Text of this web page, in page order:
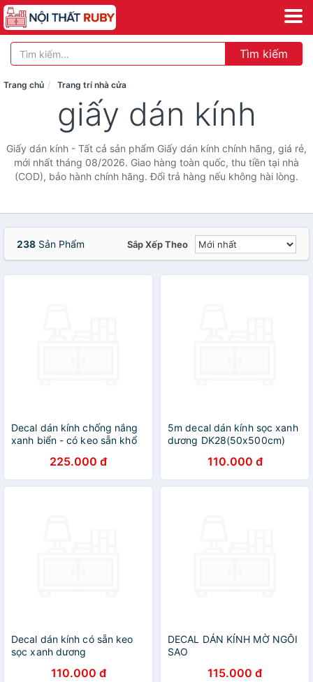
Tìm kiếm
Trang chủ Trang trí nhà cửa
giấy dán kính
Giấy dán kính - Tất cả sản phẩm Giấy dán kính chính hãng, giá rẻ,
mới nhất tháng 08/2026. Giao hàng toàn quốc, thu tiền tại nhà
(COD), bảo hành chính hãng. Đổi trả hàng nếu không hài lòng.
238 Sản Phẩm Sắp Xếp Theo
Decal dán kính chống nắng
xanh biển - có keo sẵn khổ
225.000 đ
5m decal dán kính sọc xanh
dương DK28(50x500cm)
110.000 đ
Decal dán kính có sẵn keo
sọc xanh dương
110.000 đ
DECAL DÁN KÍNH MỜ NGÔI
SAO
115.000 đ